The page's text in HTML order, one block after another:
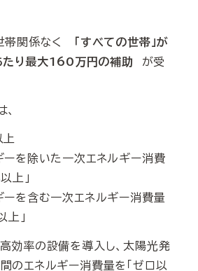
帯関係なく
「すべての世帯」が
たり最大160万円の補助 が受
上
ーを除いた一次エネルギー消費
上」
ーを含む一次エネルギー消費量
上」
効率の設備を導入し、太陽光発
のエネルギー消費量を「ゼロ以